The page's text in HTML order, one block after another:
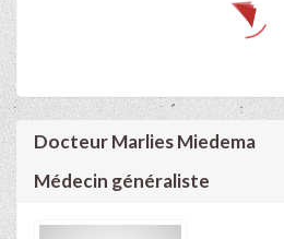
Docteur Marlies Miedema
Médecin généraliste